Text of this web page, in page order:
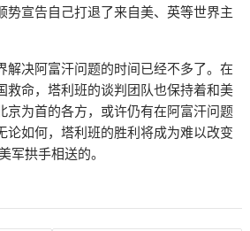
势宣告自己打退了来自美、英等世界主
解决阿富汗问题的时间已经不多了。在
救命，塔利班的谈判团队也保持着和美
京为首的各方，或许仍有在阿富汗问题
论如何，塔利班的胜利将成为难以改变
军拱手相送的。